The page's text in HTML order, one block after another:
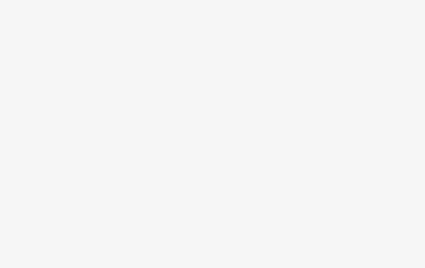
jsou k dostání na těchto prodejnách: